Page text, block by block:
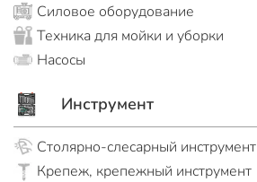
Силовое оборудование
Техника для мойки и уборки
Насосы
Инструмент
Столярно-слесарный инструмент
Крепеж, крепежный инструмент